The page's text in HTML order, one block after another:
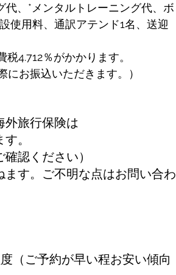
、*メンタルトレーニング代、ボ
使用料、通訳アテンド1名、送迎
4.712％がかかります。
お振込いただきます。）
外旅行保険は
。
認ください）
す。ご不明な点はお問い合わ
（ご予約が早い程お安い傾向